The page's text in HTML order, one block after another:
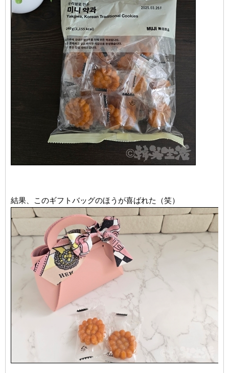
結果、このギフトバッグのほうが喜ばれた（笑）